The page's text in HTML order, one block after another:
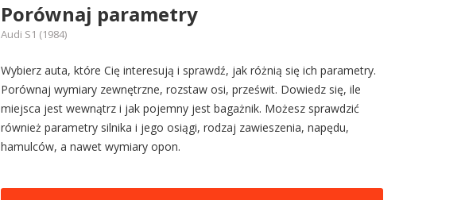
Porównaj parametry
Audi S1 (1984)
Wybierz auta, które Cię interesują i sprawdź, jak różnią się ich parametry.
Porównaj wymiary zewnętrzne, rozstaw osi, prześwit. Dowiedz się, ile
miejsca jest wewnątrz i jak pojemny jest bagażnik. Możesz sprawdzić
również parametry silnika i jego osiągi, rodzaj zawieszenia, napędu,
hamulców, a nawet wymiary opon.